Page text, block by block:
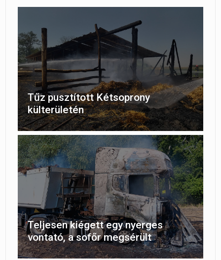
Tűz pusztított Kétsoprony
külterületén
Teljesen kiégett egy nyerges
vontató, a sofőr megsérült